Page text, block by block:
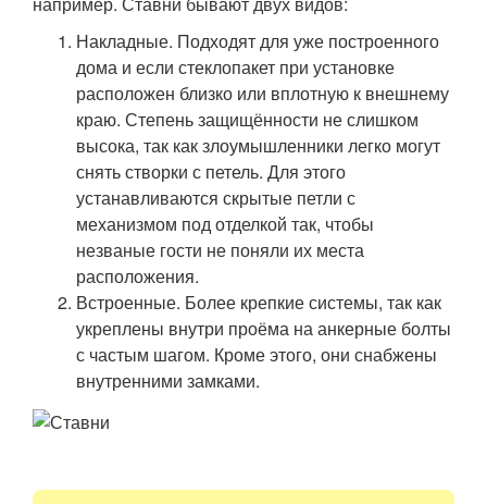
Накладные. Подходят для уже построенного
дома и если стеклопакет при установке
расположен близко или вплотную к внешнему
краю. Степень защищённости не слишком
высока, так как злоумышленники легко могут
снять створки с петель. Для этого
устанавливаются скрытые петли с
механизмом под отделкой так, чтобы
незваные гости не поняли их места
расположения.
Встроенные. Более крепкие системы, так как
укреплены внутри проёма на анкерные болты
с частым шагом. Кроме этого, они снабжены
внутренними замками.